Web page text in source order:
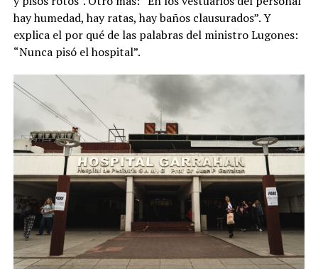
hay humedad, hay ratas, hay baños clausurados”. Y
explica el por qué de las palabras del ministro Lugones:
“Nunca pisó el hospital”.